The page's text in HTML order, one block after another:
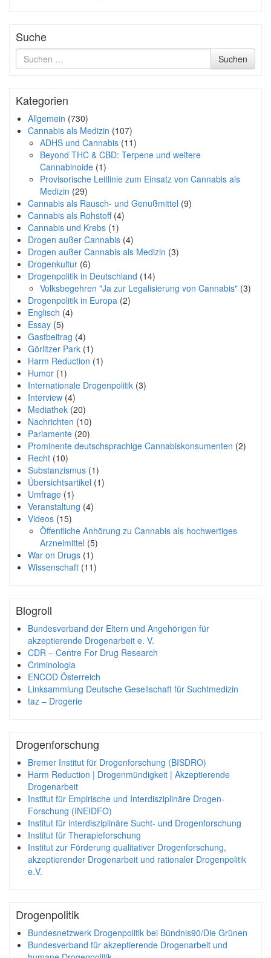
Suche
Suche
nach
Suchen
Kategorien
Allgemein (730)
Cannabis als Medizin (107)
ADHS und Cannabis (11)
Beyond THC & CBD: Terpene und weitere
Cannabinoide (1)
Provisorische Leitlinie zum Einsatz von Cannabis als
Medizin (29)
Cannabis als Rausch- und Genußmittel (9)
Cannabis als Rohstoff(4)
Cannabis und Krebs (1)
Drogen außer Cannabis (4)
Drogen außer Cannabis als Medizin (3)
Drogenkultur (6)
Drogenpolitik in Deutschland (14)
Volksbegehren "Ja zur Legalisierung von Cannabis" (3)
Drogenpolitik in Europa (2)
Englisch (4)
Essay (5)
Gastbeitrag (4)
Görlitzer Park (1)
Harm Reduction (1)
Humor (1)
Internationale Drogenpolitik (3)
Interview (4)
Mediathek (20)
Nachrichten (10)
Parlamente (20)
Prominente deutschsprachige Cannabiskonsumenten (2)
Recht (10)
Substanzismus (1)
Übersichtsartikel (1)
Umfrage (1)
Veranstaltung (4)
Videos (15)
Öffentliche Anhörung zu Cannabis als hochwertiges
Arzneimittel (5)
War on Drugs (1)
Wissenschaft (11)
Blogroll
Bundesverband der Eltern und Angehörigen für
akzeptierende Drogenarbeit e. V.
CDR – Centre For Drug Research
Criminologia
ENCOD Österreich
Linksammlung Deutsche Gesellschaft für Suchtmedizin
taz – Drogerie
Drogenforschung
Bremer Institut für Drogenforschung (BISDRO)
Harm Reduction | Drogenmündigkeit | Akzeptierende
Drogenarbeit
Institut für Empirische und Interdisziplinäre Drogen-
Forschung (INEIDFO)
Institut für interdisziplinäre Sucht- und Drogenforschung
Institut für Therapieforschung
Institut zur Förderung qualitativer Drogenforschung,
akzeptierender Drogenarbeit und rationaler Drogenpolitik
e.V.
Drogenpolitik
Bundesnetzwerk Drogenpolitik bei Bündnis90/Die Grünen
Bundesverband für akzeptierende Drogenarbeit und